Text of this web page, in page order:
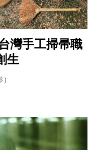
灣手工掃帚職
生